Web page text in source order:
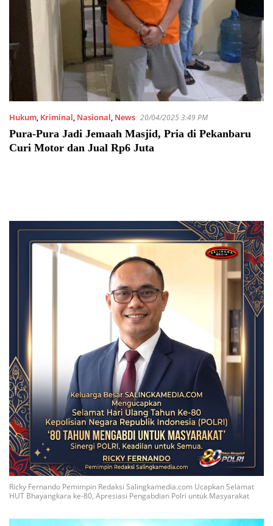
Hukum, Kriminal, Nasional, News 20/04/2025 3:49 PM
Pura-Pura Jadi Jemaah Masjid, Pria di Pekanbaru
Curi Motor dan Jual Rp6 Juta
Ricky Fernando Pemimpin Redaksi Salingkamedia.com Ucapkan Selamat
HUT Bhayangkara ke-80, Apresiasi Pengabdian Polri untuk Masyarakat